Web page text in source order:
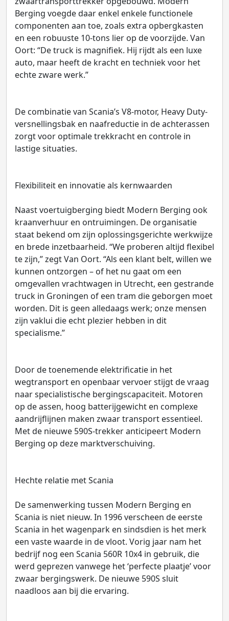
Berging voegde daar enkel enkele functionele
componenten aan toe, zoals extra opbergkasten
en een robuuste 10-tons lier op de voorzijde. Van
Oort: “De truck is magnifiek. Hij rijdt als een luxe
auto, maar heeft de kracht en techniek voor het
echte zware werk.”
De combinatie van Scania’s V8-motor, Heavy Duty-
versnellingsbak en naafreductie in de achterassen
zorgt voor optimale trekkracht en controle in
lastige situaties.
Flexibiliteit en innovatie als kernwaarden
Naast voertuigberging biedt Modern Berging ook
kraanverhuur en ontruimingen. De organisatie
staat bekend om zijn oplossingsgerichte werkwijze
en brede inzetbaarheid. “We proberen altijd flexibel
te zijn,” zegt Van Oort. “Als een klant belt, willen we
kunnen ontzorgen – of het nu gaat om een
omgevallen vrachtwagen in Utrecht, een gestrande
truck in Groningen of een tram die geborgen moet
worden. Dit is geen alledaags werk; onze mensen
zijn vaklui die echt plezier hebben in dit
specialisme.”
Door de toenemende elektrificatie in het
wegtransport en openbaar vervoer stijgt de vraag
naar specialistische bergingscapaciteit. Motoren
op de assen, hoog batterijgewicht en complexe
aandrijflijnen maken zwaar transport essentieel.
Met de nieuwe 590S-trekker anticipeert Modern
Berging op deze marktverschuiving.
Hechte relatie met Scania
De samenwerking tussen Modern Berging en
Scania is niet nieuw. In 1996 verscheen de eerste
Scania in het wagenpark en sindsdien is het merk
een vaste waarde in de vloot. Vorig jaar nam het
bedrijf nog een Scania 560R 10x4 in gebruik, die
werd geprezen vanwege het ‘perfecte plaatje’ voor
zwaar bergingswerk. De nieuwe 590S sluit
naadloos aan bij die ervaring.